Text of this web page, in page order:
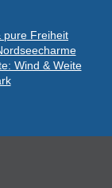
pure Freiheit
Wind & Weite